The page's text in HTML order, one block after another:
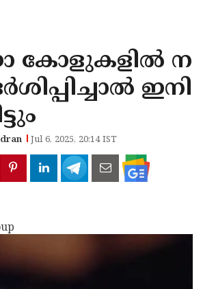
കോളുകളിൽ ന
ഇനി
Jul 6, 2025, 20:14 IST